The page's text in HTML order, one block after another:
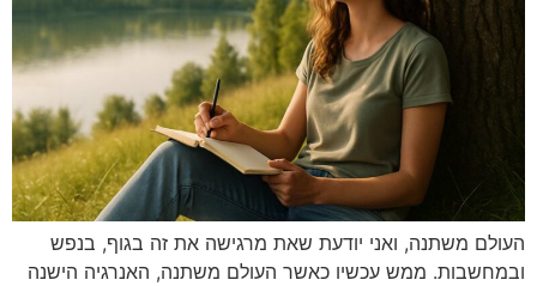
העולם משתנה, ואני יודעת שאת מרגישה את זה בגוף, בנפש
ובמחשבות. ממש עכשיו כאשר העולם משתנה, האנרגיה הישנה